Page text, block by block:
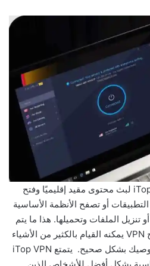
يمكنك استخدام برنامج iTop VPN لبث محتوى مقيد إقليميًا وفتح
أو تصفح الأنظمة الأساسية
تنزيل الملفات وتحميلها. هذا ما يتم
استخدامه من أجله. فهو برنامج VPN يمكنه القيام بالكثير من الأشياء
التى تساعدك على حماية خصوصيك بشكل صحيح. يتمتع iTop VPN